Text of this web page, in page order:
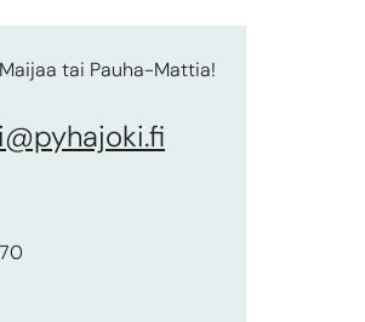
tai Pauha-Mattia!